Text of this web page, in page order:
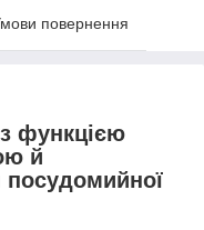
повернення
функцією
й